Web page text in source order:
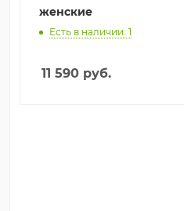
женские
Есть в наличии: 1
11 590 руб.